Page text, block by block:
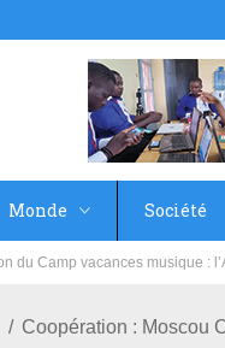
Monde Société
: la fédération de la Russie
Coopération : Moscou